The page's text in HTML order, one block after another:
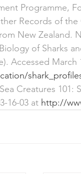
Programme,
Records of
New Zealand.
of Sharks
Accessed March
Creatures
16-03 at http://